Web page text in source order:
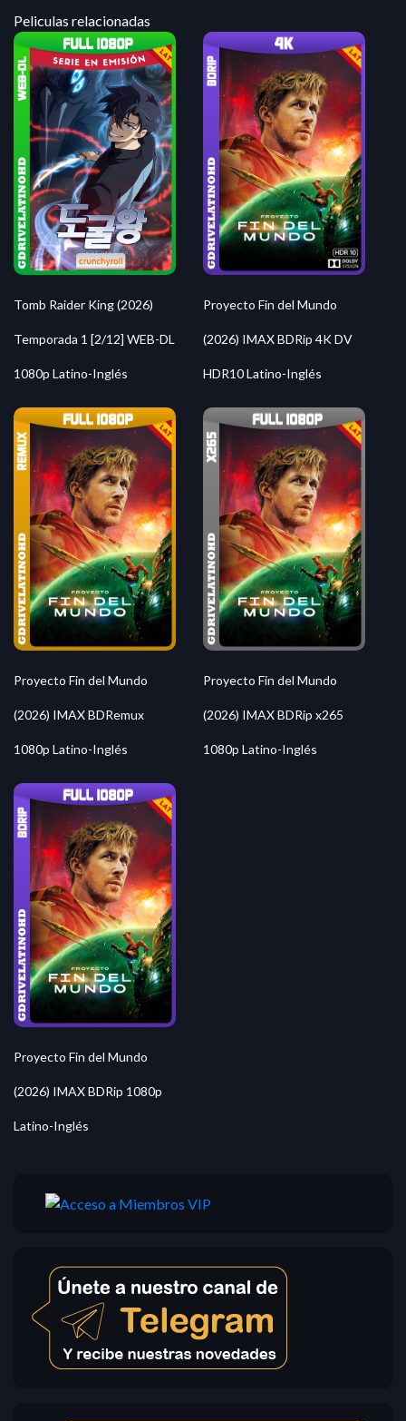
Peliculas relacionadas
Tomb Raider King (2026)
Temporada 1 [2/12] WEB-DL
1080p Latino-Inglés
Proyecto Fin del Mundo
(2026) IMAX BDRip 4K DV
HDR10 Latino-Inglés
Proyecto Fin del Mundo
(2026) IMAX BDRemux
1080p Latino-Inglés
Proyecto Fin del Mundo
(2026) IMAX BDRip x265
1080p Latino-Inglés
Proyecto Fin del Mundo
(2026) IMAX BDRip 1080p
Latino-Inglés